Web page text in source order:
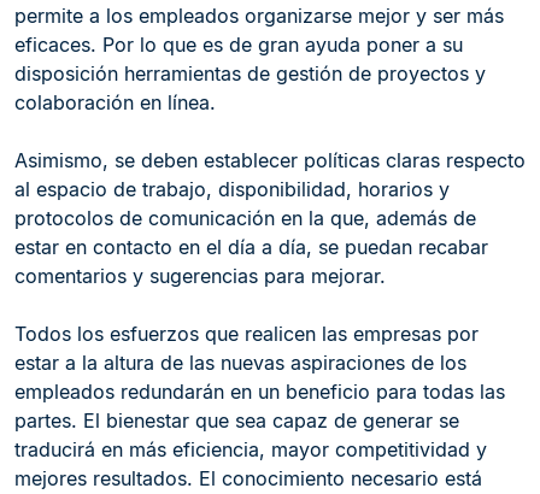
permite a los empleados organizarse mejor y ser más
eficaces. Por lo que es de gran ayuda poner a su
disposición herramientas de gestión de proyectos y
colaboración en línea.
Asimismo, se deben establecer políticas claras respecto
al espacio de trabajo, disponibilidad, horarios y
protocolos de comunicación en la que, además de
estar en contacto en el día a día, se puedan recabar
comentarios y sugerencias para mejorar.
Todos los esfuerzos que realicen las empresas por
estar a la altura de las nuevas aspiraciones de los
empleados redundarán en un beneficio para todas las
partes. El bienestar que sea capaz de generar se
traducirá en más eficiencia, mayor competitividad y
mejores resultados. El conocimiento necesario está